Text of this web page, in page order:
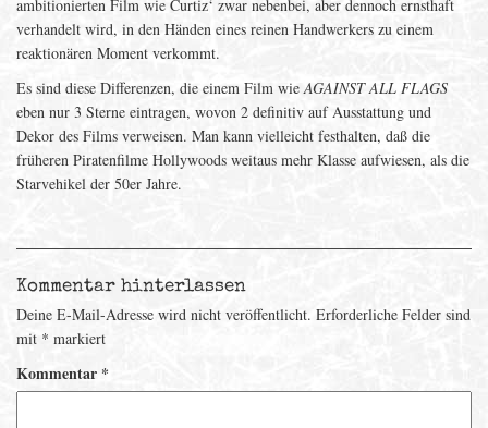
ambitionierten Film wie Curtiz‘ zwar nebenbei, aber dennoch ernsthaft
verhandelt wird, in den Händen eines reinen Handwerkers zu einem
reaktionären Moment verkommt.
Es sind diese Differenzen, die einem Film wieAGAINST ALL FLAGS
eben nur 3 Sterne eintragen, wovon 2 definitiv auf Ausstattung und
Dekor des Films verweisen. Man kann vielleicht festhalten, daß die
früheren Piratenfilme Hollywoods weitaus mehr Klasse aufwiesen, als die
Starvehikel der 50er Jahre.
Kommentar hinterlassen
Deine E-Mail-Adresse wird nicht veröffentlicht. Erforderliche Felder sind
mit * markiert
Kommentar *